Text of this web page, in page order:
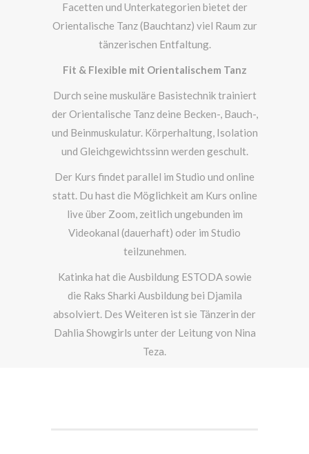
Facetten und Unterkategorien bietet der
Orientalische Tanz (Bauchtanz) viel Raum zur
tänzerischen Entfaltung.
Fit & Flexible mit Orientalischem Tanz
Durch seine muskuläre Basistechnik trainiert
der Orientalische Tanz deine Becken-, Bauch-,
und Beinmuskulatur. Körperhaltung, Isolation
und Gleichgewichtssinn werden geschult.
Der Kurs findet parallel im Studio und online
statt. Du hast die Möglichkeit am Kurs online
live über Zoom, zeitlich ungebunden im
Videokanal (dauerhaft) oder im Studio
teilzunehmen.
Katinka hat die Ausbildung ESTODA sowie
die Raks Sharki Ausbildung bei Djamila
absolviert. Des Weiteren ist sie Tänzerin der
Dahlia Showgirls unter der Leitung von Nina
Teza.